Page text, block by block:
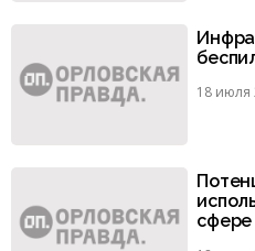
18 июля
сфере